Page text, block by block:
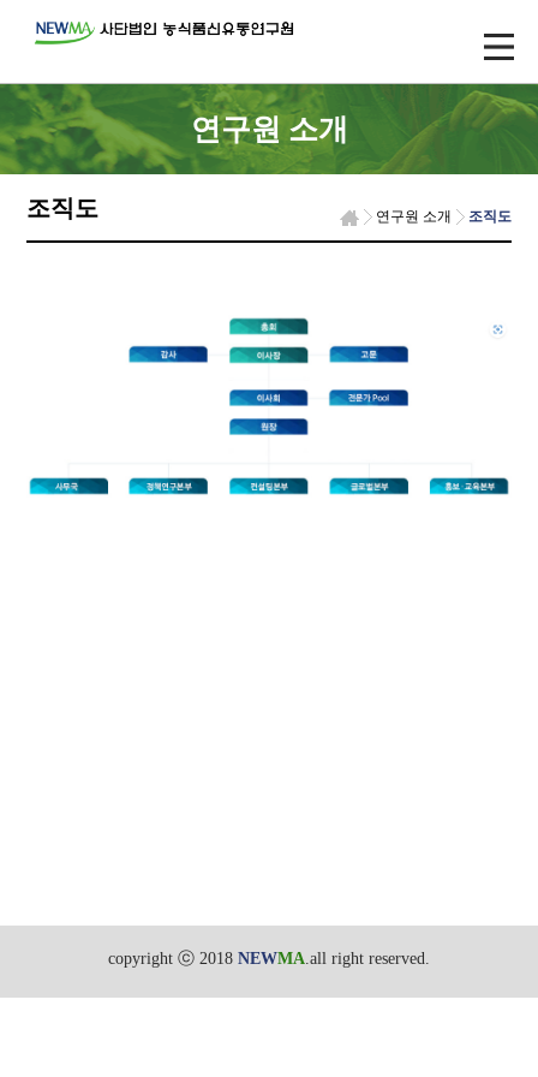
연구원 소개
조직도 연구원 소개 조직도
copyright ⓒ 2018 NEWMA.all right reserved.